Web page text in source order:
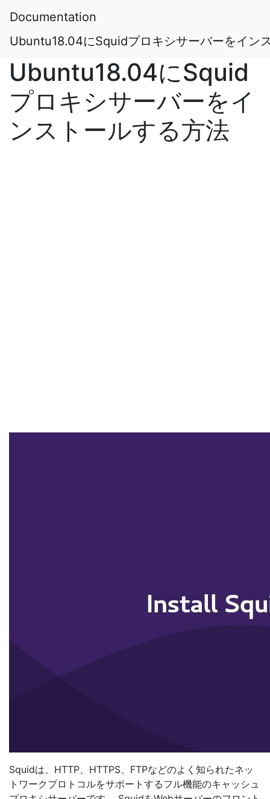
Documentation
Ubuntu18.04にSquidプロキシサーバーをイン
Ubuntu18.04にSquid
プロキシサーバーをイ
ンストールする方法
Squidは、HTTP、HTTPS、FTPなどのよく知られたネッ
トワークプロトコルをサポートするフル機能のキャッシュ